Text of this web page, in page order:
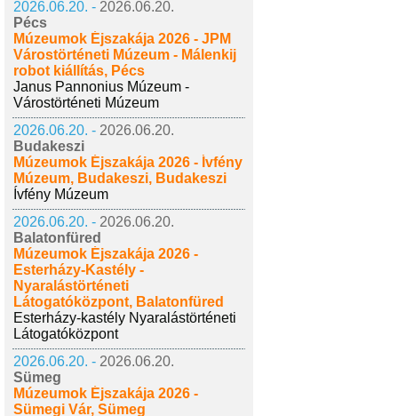
2026.06.20. - 2026.06.20.
Pécs
Múzeumok Éjszakája 2026 - JPM
Várostörténeti Múzeum - Málenkij
robot kiállítás, Pécs
Janus Pannonius Múzeum -
Várostörténeti Múzeum
2026.06.20. - 2026.06.20.
Budakeszi
Múzeumok Éjszakája 2026 - Ívfény
Múzeum, Budakeszi, Budakeszi
Ívfény Múzeum
2026.06.20. - 2026.06.20.
Balatonfüred
Múzeumok Éjszakája 2026 -
Esterházy-Kastély -
Nyaralástörténeti
Látogatóközpont, Balatonfüred
Esterházy-kastély Nyaralástörténeti
Látogatóközpont
2026.06.20. - 2026.06.20.
Sümeg
Múzeumok Éjszakája 2026 -
Sümegi Vár, Sümeg